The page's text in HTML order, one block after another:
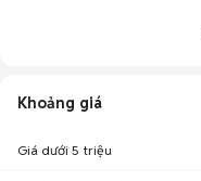
Khoảng giá
Giá dưới 5 triệu